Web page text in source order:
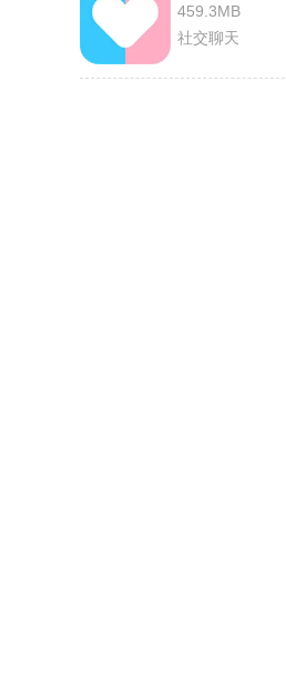
459.3MB
社交聊天